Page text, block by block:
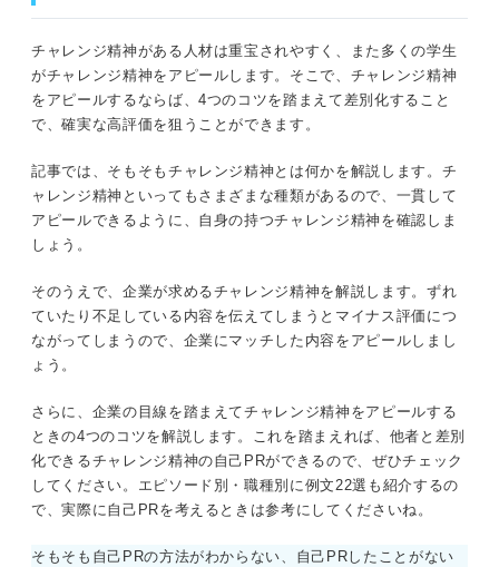
チャレンジ精神をアピールするときの4つの注意点
①チャレンジ精神の種類を混在させない
②計画力がないと思われないようにする
④継続力がないと思われないようにする
エピソード別例文
部活動（新しいことにチャレンジする）
サークル活動（新しいことにチャレンジす
る）
サークル活動（苦手や困難にチャレンジす
る）
留学（新しいことにチャレンジする）
チャレンジ精神がある人材は重宝されやすく、また多くの学生
がチャレンジ精神をアピールします。そこで、チャレンジ精神
をアピールするならば、4つのコツを踏まえて差別化すること
で、確実な高評価を狙うことができます。
記事では、そもそもチャレンジ精神とは何かを解説します。チ
ャレンジ精神といってもさまざまな種類があるので、一貫して
アピールできるように、自身の持つチャレンジ精神を確認しま
しょう。
そのうえで、企業が求めるチャレンジ精神を解説します。ずれ
ていたり不足している内容を伝えてしまうとマイナス評価につ
ながってしまうので、企業にマッチした内容をアピールしまし
ょう。
さらに、企業の目線を踏まえてチャレンジ精神をアピールする
ときの4つのコツを解説します。これを踏まえれば、他者と差別
化できるチャレンジ精神の自己PRができるので、ぜひチェック
してください。エピソード別・職種別に例文22選も紹介するの
で、実際に自己PRを考えるときは参考にしてくださいね。
そもそも自己PRの方法がわからない、自己PRしたことがない
チャレンジの種類②苦手なことにくじけず向き合う
チャレンジの種類③困難なことにも前向きに立ち向かう
企業が求めるチャレンジ精神とは
①リスクを把握したうえでチャレンジする
②周囲の協力を得ながらチャレンジする
チャレンジ精神をアピールして高評価を得る4つのコツ
②チャレンジしたきっかけを詳細に述べる
③チャレンジした内容や期間を具体的にする